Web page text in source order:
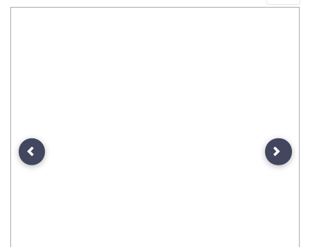
Previous Next